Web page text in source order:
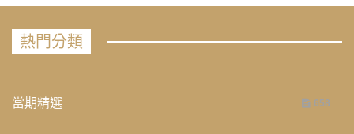
熱門分類
當期精選 658